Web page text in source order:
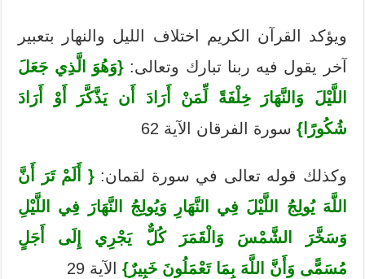
ويؤكد القرآن الكريم اختلاف الليل والنهار بتعبير
آخر يقول فيه ربنا‏ تبارك وتعالى‏:{وَهُوَ الَّذِي جَعَلَ
اللَّيْلَ وَالنَّهَارَ خِلْفَةً لِّمَنْ أَرَادَ أَن يَذَّكَّرَ أَوْ أَرَادَ
شُكُورًا} سورة ‏الفرقان الآية 62
وكذلك قوله تعالى في سورة لقمان:{ أَلَمْ تَرَ أَنَّ
اللَّهَ يُولِجُ اللَّيْلَ فِي النَّهَارِ وَيُولِجُ النَّهَارَ فِي اللَّيْلِ
وَسَخَّرَ الشَّمْسَ وَالْقَمَرَ كُلٌّ يَجْرِي إِلَى أَجَلٍ
مُسَمًّى وَأَنَّ اللَّهَ بِمَا تَعْمَلُونَ خَبِيرٌ} الآية 29